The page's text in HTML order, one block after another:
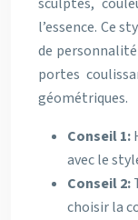
l’essence. Ce
de
portes
géométriques.
Conseil 1:
avec le
Conseil 2:
choisir la